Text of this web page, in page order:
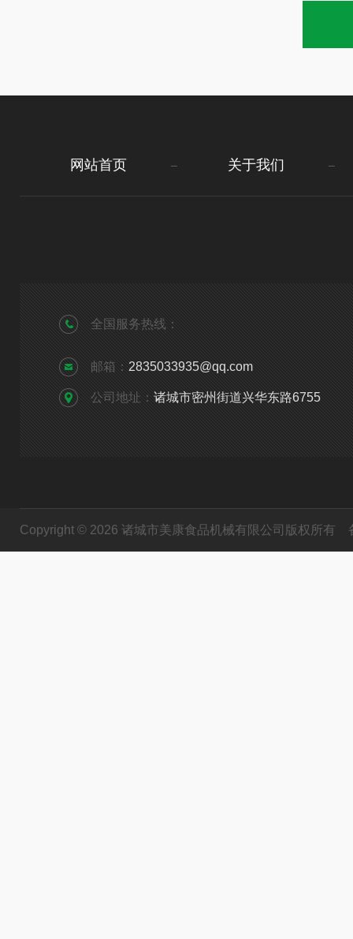
网站首页 关于我们
全国服务热线：
邮箱： 2835033935@qq.com
公司地址： 诸城市密州街道兴华东路6755
Copyright © 2026 诸城市美康食品机械有限公司版权所有